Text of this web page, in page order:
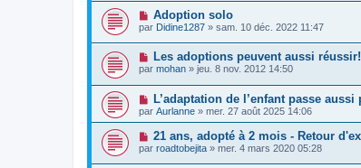
Adoption solo
par Didine1287 » sam. 10 déc. 2022 11:47
Les adoptions peuvent aussi
par mohan » jeu. 8 nov. 2012 14:50
L’adaptation de l’enfant passe
par Aurlanne » mer. 27 août 2025 14:06
21 ans, adopté à 2 mois - Retour
par roadtobejita » mer. 4 mars 2020 05:28